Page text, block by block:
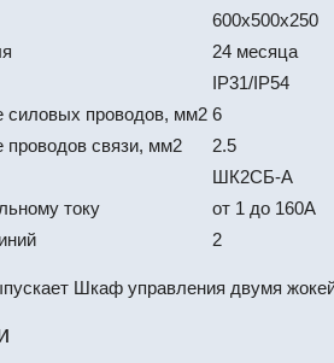
600х500х250
24 месяца
IP31/IP54
силовых проводов, мм2 6
проводов связи, мм2
2.5
ШК2СБ-А
току
от 1 до 160А
2
Шкаф управления двумя